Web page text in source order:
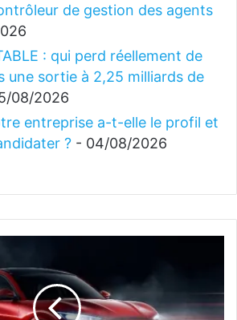
de gestion des agents
: qui perd réellement de
une sortie à 2,25 milliards de
08/2026
entreprise a-t-elle le profil et
? - 04/08/2026